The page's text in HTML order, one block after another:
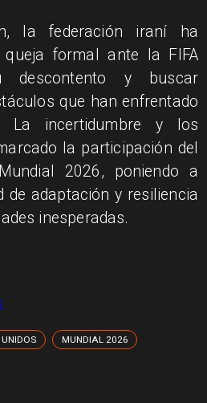
la federación iraní ha
queja formal ante la FIFA
descontento y buscar
que han enfrentado
La incertidumbre y los
la participación del
2026, poniendo a
de adaptación y resiliencia
inesperadas.
MUNDIAL 2026